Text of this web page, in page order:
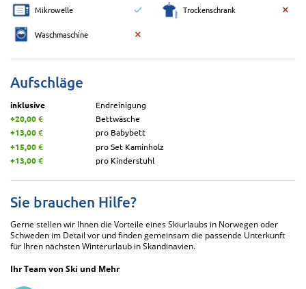
Mikrowelle Trockenschrank
Waschmaschine
Aufschläge
inklusive
Endreinigung
+20,00 €
Bettwäsche
+13,00 €
pro Babybett
+15,00 €
pro Set Kaminholz
+13,00 €
pro Kinderstuhl
Sie brauchen Hilfe?
Gerne stellen wir Ihnen die Vorteile eines Skiurlaubs in Norwegen oder
Schweden im Detail vor und finden gemeinsam die passende Unterkunft
für Ihren nächsten Winterurlaub in Skandinavien.
Ihr Team von Ski und Mehr